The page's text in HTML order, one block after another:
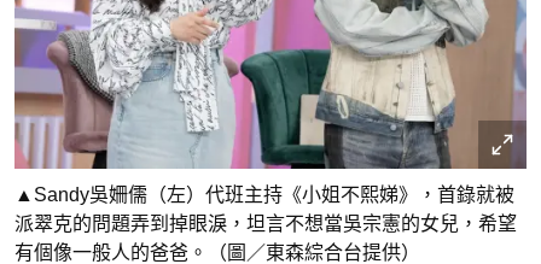
▲Sandy吳姍儒（左）代班主持《小姐不熙娣》，首錄就被
派翠克的問題弄到掉眼淚，坦言不想當吳宗憲的女兒，希望
有個像一般人的爸爸。（圖／東森綜合台提供）